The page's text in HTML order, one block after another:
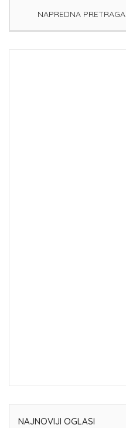
NAPREDNA PRETRAGA
NAJNOVIJI OGLASI